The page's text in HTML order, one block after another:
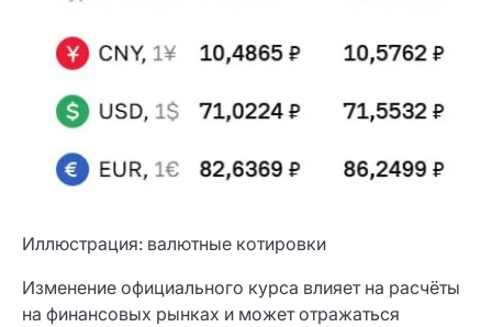
Иллюстрация: валютные котировки
Изменение официального курса влияет на расчёты
на финансовых рынках и может отражаться